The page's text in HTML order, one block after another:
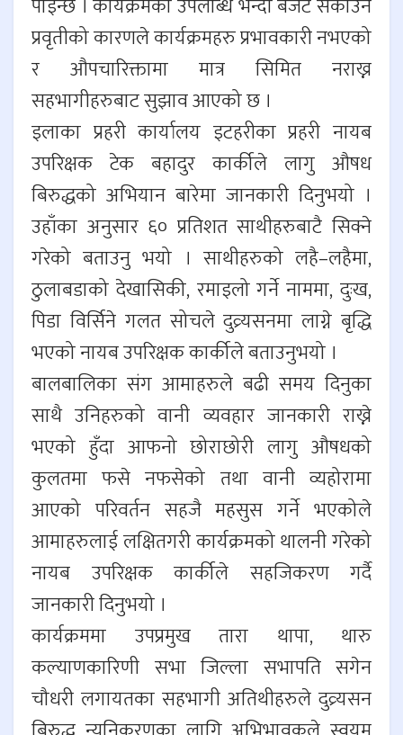
पाइन्छ । कार्यक्रमको उपलब्धि भन्दा बजेट सकाउने
प्रवृतीको कारणले कार्यक्रमहरु प्रभावकारी नभएको
र औपचारिक्तामा मात्र सिमित नराख्न
सहभागीहरुबाट सुझाव आएको छ ।
इलाका प्रहरी कार्यालय इटहरीका प्रहरी नायब
उपरिक्षक टेक बहादुर कार्कीले लागु औषध
बिरुद्धको अभियान बारेमा जानकारी दिनुभयो ।
उहाँका अनुसार ६० प्रतिशत साथीहरुबाटै सिक्ने
गरेको बताउनु भयो । साथीहरुको लहै–लहैमा,
ठुलाबडाको देखासिकी, रमाइलो गर्ने नाममा, दुःख,
पिडा विर्सिने गलत सोचले दुव्र्यसनमा लाग्ने बृद्धि
भएको नायब उपरिक्षक कार्कीले बताउनुभयो ।
बालबालिका संग आमाहरुले बढी समय दिनुका
साथै उनिहरुको वानी व्यवहार जानकारी राख्ने
भएको हुँदा आफनो छोराछोरी लागु औषधको
कुलतमा फसे नफसेको तथा वानी व्यहोरामा
आएको परिवर्तन सहजै महसुस गर्ने भएकोले
आमाहरुलाई लक्षितगरी कार्यक्रमको थालनी गरेको
नायब उपरिक्षक कार्कीले सहजिकरण गर्दै
जानकारी दिनुभयो ।
कार्यक्रममा उपप्रमुख तारा थापा, थारु
कल्याणकारिणी सभा जिल्ला सभापति सगेन
चौधरी लगायतका सहभागी अतिथीहरुले दुव्र्यसन